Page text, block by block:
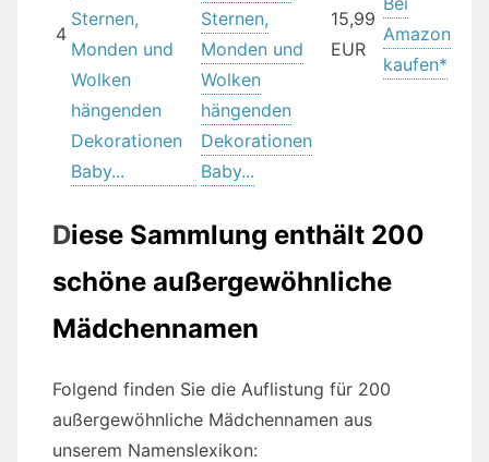
4
Sternen,
Monden und
Wolken
hängenden
Dekorationen
Baby...
15,99
EUR
Amazon
kaufen*
Diese Sammlung enthält 200
schöne außergewöhnliche
Mädchennamen
Folgend finden Sie die Auflistung für 200
außergewöhnliche Mädchennamen aus
unserem Namenslexikon: